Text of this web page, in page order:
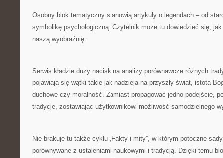
Osobny blok tematyczny stanowią artykuły o legendach – od
symbolikę psychologiczną. Czytelnik może tu dowiedzieć się,
naszą wyobraźnię.
Serwis kładzie duży nacisk na analizy porównawcze różnych
pojawiają się wątki takie jak nadzieja na przyszły świat, istota
duchowe czy moralność. Zamiast propagować jedno podejście,
tradycje, zostawiając użytkownikowi możliwość samodzielnego
Nie brakuje tu także cyklu „Fakty i mity”, w którym potoczne
porównywane z ustaleniami naukowymi i tradycją. Dzięki temu